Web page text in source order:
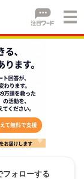
フォローする